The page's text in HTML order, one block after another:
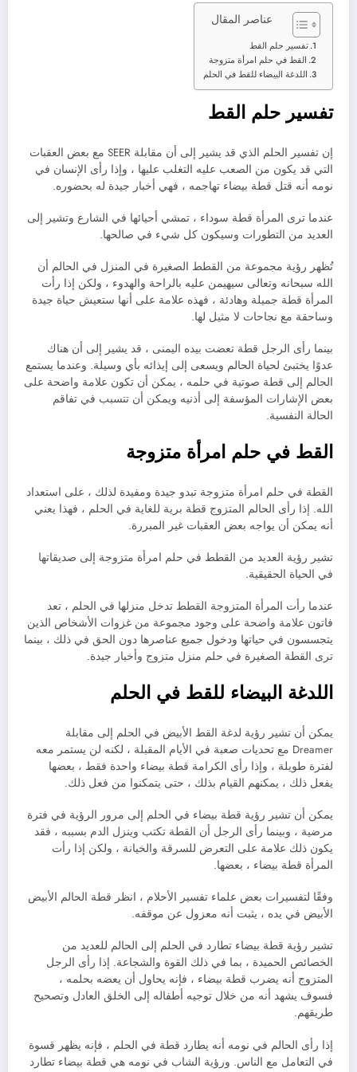
عناصر المقال
تفسير حلم القط
القط في حلم امرأة متزوجة
اللدغة البيضاء للقط في الحلم
تفسير حلم القط
إن تفسير الحلم الذي قد يشير إلى أن مقابلة SEER مع بعض العقبات
التي قد يكون من الصعب عليه التغلب عليها ، وإذا رأى الإنسان في
نومه أنه قتل قطة بيضاء تهاجمه ، فهي أخبار جيدة له بحضوره.
عندما ترى المرأة قطة سوداء ، تمشي أحيائها في الشارع وتشير إلى
العديد من التطورات وسيكون كل شيء في صالحها.
تُظهر رؤية مجموعة من القطط الصغيرة في المنزل في الحالم أن
الله سبحانه وتعالى سيهيمن عليه بالراحة والهدوء ، ولكن إذا رأت
المرأة قطة جميلة وهادئة ، فهذه علامة على أنها ستعيش حياة جيدة
وساحقة مع نجاحات لا مثيل لها.
بينما رأى الرجل قطة تعضت بيده اليمنى ، قد يشير إلى أن هناك
عدوًا يختبئ لحياة الحالم ويسعى إلى إيذائه بأي وسيلة. وعندما يستمع
الحالم إلى قطة صوتية في حلمه ، يمكن أن تكون علامة واضحة على
بعض الإشارات المؤسفة إلى أذنيه ويمكن أن تتسبب في تفاقم
الحالة النفسية.
القط في حلم امرأة متزوجة
القطة في حلم امرأة متزوجة تبدو جيدة ومفيدة لذلك ، على استعداد
الله. إذا رأى الحالم المتزوج قطة برية للغاية في الحلم ، فهذا يعني
أنه يمكن أن يواجه بعض العقبات غير المبررة.
تشير رؤية العديد من القطط في حلم امرأة متزوجة إلى صديقاتها
في الحياة الحقيقية.
عندما رأت المرأة المتزوجة القطط تدخل منزلها في الحلم ، تعد
فاتون علامة واضحة على وجود مجموعة من غزوات الأشخاص الذين
يتجسسون في حياتها ودخول جميع عناصرها دون الحق في ذلك ، بينما
ترى القطة الصغيرة في حلم منزل متزوج وأخبار جيدة.
اللدغة البيضاء للقط في الحلم
يمكن أن تشير رؤية لدغة القط الأبيض في الحلم إلى مقابلة
Dreamer مع تحديات صعبة في الأيام المقبلة ، لكنه لن يستمر معه
لفترة طويلة ، وإذا رأى الكرامة قطة بيضاء واحدة فقط ، بعضها
يفعل ذلك ، يمكنهم القيام بذلك ، حتى يتمكنوا من فعل ذلك.
يمكن أن تشير رؤية قطة بيضاء في الحلم إلى مرور الرؤية في فترة
مرضية ، وبينما رأى الرجل أن القطة تكتب وينزل الدم بسببه ، فقد
يكون ذلك علامة على التعرض للسرقة والخيانة ، ولكن إذا رأت
المرأة قطة بيضاء ، بعضها.
وفقًا لتفسيرات بعض علماء تفسير الأحلام ، انظر قطة الحالم الأبيض
الأبيض في يده ، يثبت أنه معزول عن موقفه.
تشير رؤية قطة بيضاء تطارد في الحلم إلى الحالم للعديد من
الخصائص الحميدة ، بما في ذلك القوة والشجاعة. إذا رأى الرجل
المتزوج أنه يضرب قطة بيضاء ، فإنه يحاول أن يعضه بحلمه ،
فسوف يشهد أنه من خلال توجيه أطفاله إلى الخلق العادل وتصحيح
طريقهم.
إذا رأى الحالم في نومه أنه يطارد قطة في الحلم ، فإنه يظهر قسوة
في التعامل مع الناس. ورؤية الشاب في نومه هي قطة بيضاء تطارد